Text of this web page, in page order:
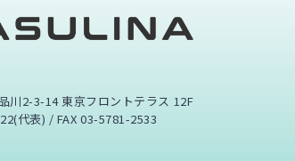
川2-3-14 東京フロントテラス 12F
代表) / FAX 03-5781-2533